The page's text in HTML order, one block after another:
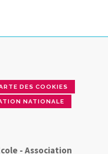
DES COOKIES
NATIONALE
- Association